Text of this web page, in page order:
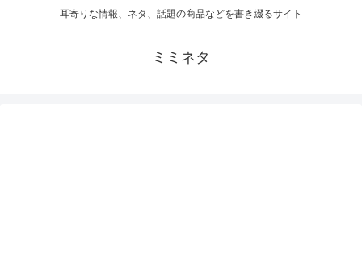
耳寄りな情報、ネタ、話題の商品などを書き綴るサイト
ミミネタ